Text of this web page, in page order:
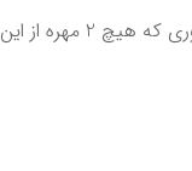
که هیچ 2مهره از این